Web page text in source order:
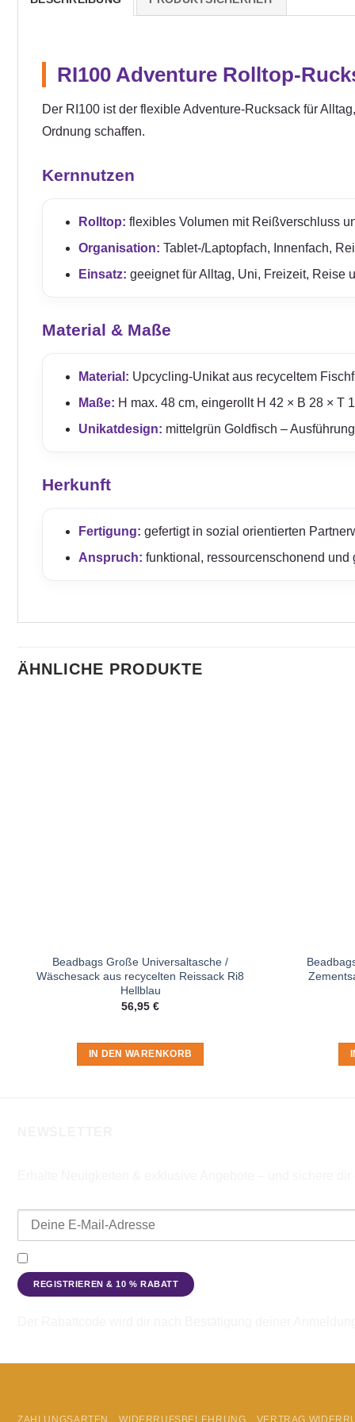
RI100 Adventure Rolltop-
Der RI100 ist der flexible Adventure-Rucksack für
Ordnung schaffen.
Kernnutzen
Rolltop: flexibles Volumen mit Reißverschluss
Organisation: Tablet-/Laptopfach, Innenfach,
Einsatz: geeignet für Alltag, Uni, Freizeit, Reise
Material & Maße
Material: Upcycling-Unikat aus recyceltem
Maße: H max. 48 cm, eingerollt H 42 × B 28 × T
Unikatdesign: mittelgrün Goldfisch –
Herkunft
Fertigung: gefertigt in sozial orientierten
Anspruch: funktional, ressourcenschonend und
ÄHNLICHE PRODUKTE
Beadbags Große Universaltasche /
Wäschesack aus recycelten Reissack Ri8
Hellblau
56,95 €
IN DEN WARENKORB
ZAHLUNGSARTEN WIDERRUFSBELEHRUNG VERTRAG